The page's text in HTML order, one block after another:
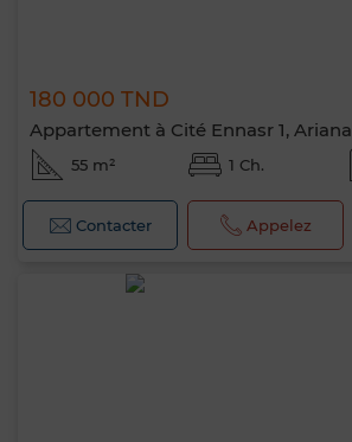
180 000 TND
Appartement à Cité Ennasr 1, Ariana
55 m² 1 Ch.
Contacter Appelez